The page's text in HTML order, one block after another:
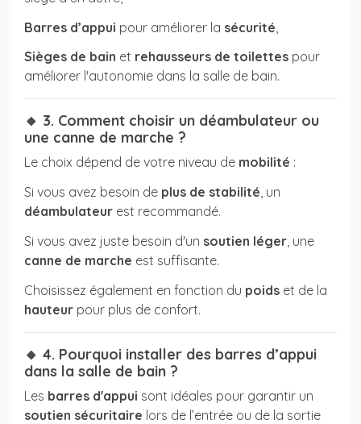
Barres d’appui pour améliorer la sécurité
Sièges de bain et rehausseurs de toilettes pour
améliorer l'autonomie dans la salle de bain.
🔸 3. Comment choisir un déambulateur ou
une canne de marche ?
Le choix dépend de votre niveau de mobilité :
Si vous avez besoin de plus de stabilité, un
déambulateur est recommandé.
Si vous avez juste besoin d'un soutien léger , une
canne de marche est suffisante.
Choisissez également en fonction du poids et de la
hauteur pour plus de confort.
🔸 4. Pourquoi installer des barres d’appui
dans la salle de bain ?
Les barres d'appui sont idéales pour garantir un
soutien sécuritaire lors de l’entrée ou de la sortie